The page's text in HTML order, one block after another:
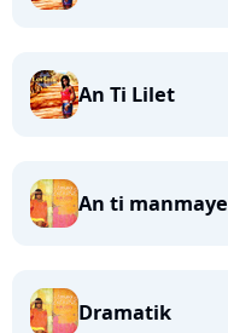
An Ti Lilet
An ti manmaye
Dramatik